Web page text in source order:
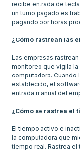
recibe entrada de
un turno pagado es
pagando por horas
¿Cómo rastrean las
Las empresas
monitoreo que vigila
computadora. Cuando
establecido, el
entrada manual del
¿Cómo se rastrea el
El tiempo activo e
la computadora que
tiempo real. Rastrea